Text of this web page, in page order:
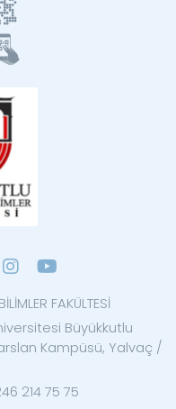
FAKÜLTESİ
Büyükkutlu
Kampüsü, Yalvaç /
214 75 75